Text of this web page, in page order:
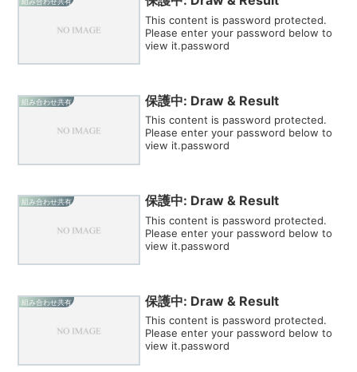
This content is password protected.
Please enter your password below to
view it.password
組み合わせ共有 保護中: Draw & Result
This content is password protected.
Please enter your password below to
view it.password
組み合わせ共有 保護中: Draw & Result
This content is password protected.
Please enter your password below to
view it.password
組み合わせ共有 保護中: Draw & Result
This content is password protected.
Please enter your password below to
view it.password